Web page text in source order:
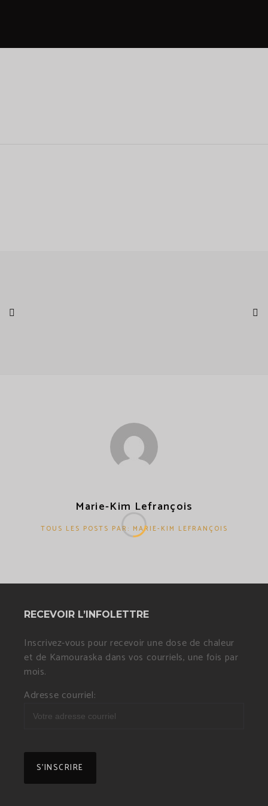
Marie-Kim Lefrançois
TOUS LES POSTS PAR: MARIE-KIM LEFRANÇOIS
RECEVOIR L’INFOLETTRE
Inscrivez-vous pour recevoir une dose de chaleur
et de Kamouraska dans vos courriels, une fois par
mois.
Adresse courriel: